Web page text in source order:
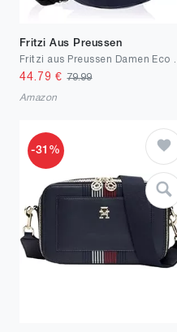
Fritzi Aus Preussen
44.79 €79.99
Amazon
-31%